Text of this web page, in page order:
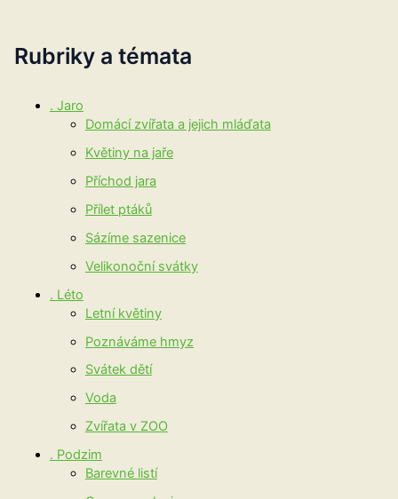
Rubriky a témata
. Jaro
Domácí zvířata a jejich mláďata
Květiny na jaře
Příchod jara
Přílet ptáků
Sázíme sazenice
Velikonoční svátky
. Léto
Letní květiny
Poznáváme hmyz
Svátek dětí
Voda
Zvířata v ZOO
. Podzim
Barevné listí